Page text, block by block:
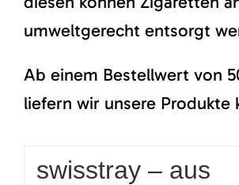
umweltgerecht entsorgt
Ab einem Bestellwert von
liefern wir unsere Produkte
swisstray – aus